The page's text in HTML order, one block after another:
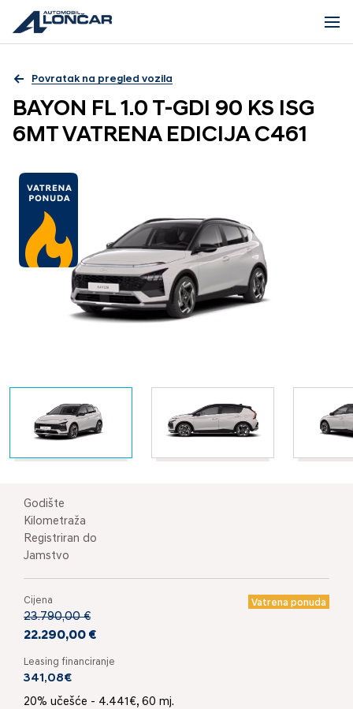
Povratak na pregled vozila
BAYON FL 1.0 T-GDI 90 KS ISG
6MT VATRENA EDICIJA C461
Godište
Kilometraža
Registriran do
Jamstvo
Cijena Vatrena ponuda
23.790,00 €
22.290,00 €
Leasing financiranje
341,08€
20% učešće - 4.441€, 60 mj.